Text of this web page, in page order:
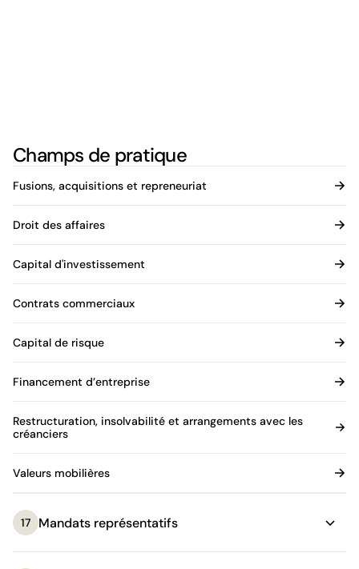
Champs de pratique
Fusions, acquisitions et repreneuriat
Droit des affaires
Capital d'investissement
Contrats commerciaux
Capital de risque
Financement d’entreprise
Restructuration, insolvabilité et arrangements avec les
créanciers
Valeurs mobilières
17 Mandats représentatifs